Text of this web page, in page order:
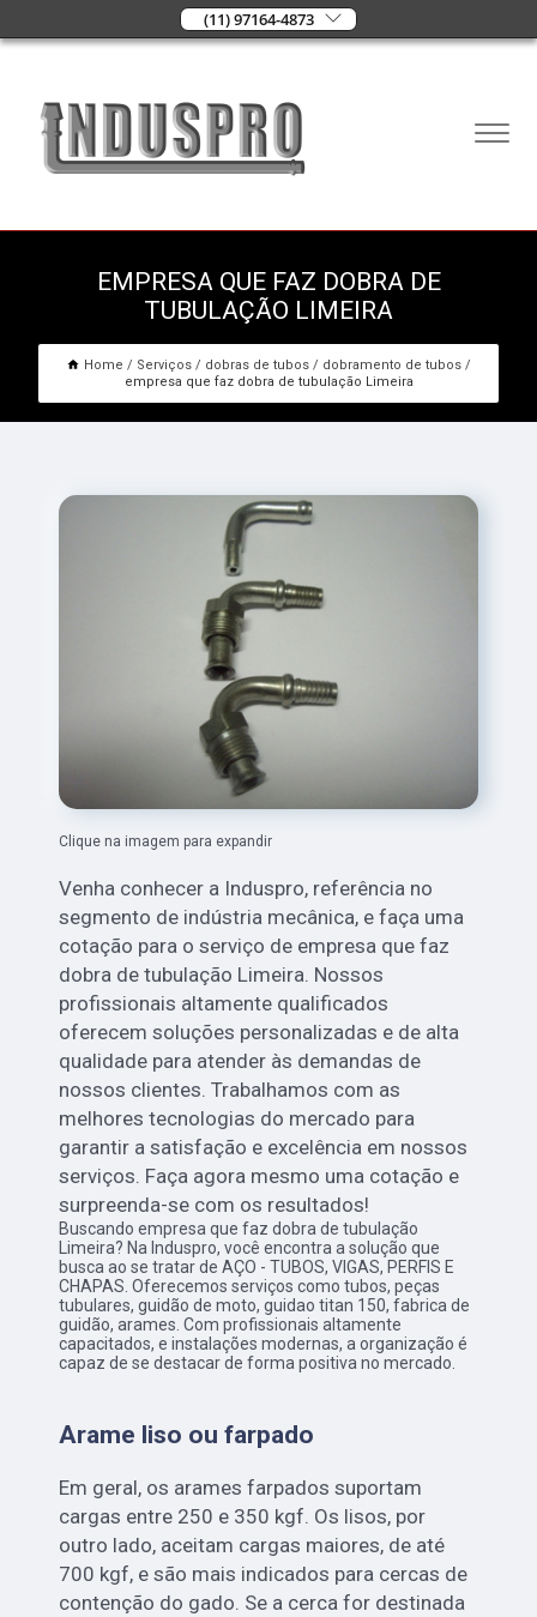
(11) 97164-4873
EMPRESA QUE FAZ DOBRA DE
TUBULAÇÃO LIMEIRA
Home Serviços dobras de tubos
dobramento de tubos
empresa que faz dobra de tubulação Limeira
Clique na imagem para expandir
Venha conhecer a Induspro, referência no
segmento de indústria mecânica, e faça uma
cotação para o serviço de empresa que faz
dobra de tubulação Limeira. Nossos
profissionais altamente qualificados
oferecem soluções personalizadas e de alta
qualidade para atender às demandas de
nossos clientes. Trabalhamos com as
melhores tecnologias do mercado para
garantir a satisfação e excelência em nossos
serviços. Faça agora mesmo uma cotação e
surpreenda-se com os resultados!
Buscando empresa que faz dobra de tubulação
Limeira? Na Induspro, você encontra a solução que
busca ao se tratar de AÇO - TUBOS, VIGAS, PERFIS E
CHAPAS. Oferecemos serviços como tubos, peças
tubulares, guidão de moto, guidao titan 150, fabrica de
guidão, arames. Com profissionais altamente
capacitados, e instalações modernas, a organização é
capaz de se destacar de forma positiva no mercado.
Arame liso ou farpado
Em geral, os arames farpados suportam
cargas entre 250 e 350 kgf. Os lisos, por
outro lado, aceitam cargas maiores, de até
700 kgf, e são mais indicados para cercas de
contenção do gado. Se a cerca for destinada